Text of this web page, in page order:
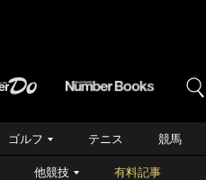
ゴルフ テニス 競馬
他競技 有料記事